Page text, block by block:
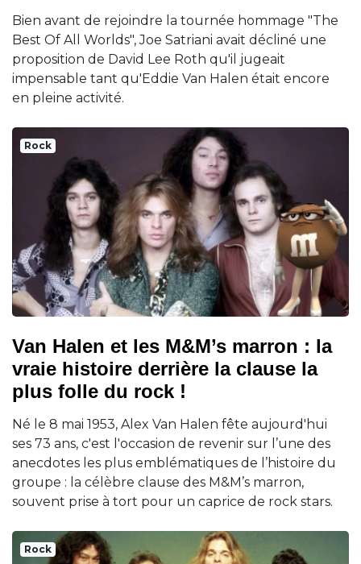
Bien avant de rejoindre la tournée hommage "The
Best Of All Worlds", Joe Satriani avait décliné une
proposition de David Lee Roth qu'il jugeait
impensable tant qu'Eddie Van Halen était encore
en pleine activité.
Rock
Van Halen et les M&M’s marron : la
vraie histoire derrière la clause la
plus folle du rock !
Né le 8 mai 1953, Alex Van Halen fête aujourd'hui
ses 73 ans, c'est l'occasion de revenir sur l’une des
anecdotes les plus emblématiques de l’histoire du
groupe : la célèbre clause des M&M’s marron,
souvent prise à tort pour un caprice de rock stars.
Rock